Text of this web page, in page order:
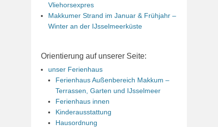
Vliehorsexpres
Makkumer Strand im Januar & Frühjahr –
Winter an der IJsselmeerküste
Orientierung auf unserer Seite:
unser Ferienhaus
Ferienhaus Außenbereich Makkum –
Terrassen, Garten und IJsselmeer
Ferienhaus innen
Kinderausstattung
Hausordnung